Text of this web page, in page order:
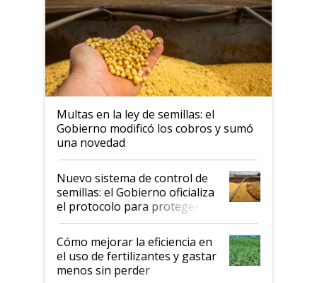
Multas en la ley de semillas: el
Gobierno modificó los cobros y sumó
una novedad
Nuevo sistema de control de
semillas: el Gobierno oficializa
el protocolo para proteger la
propiedad intelectual
Cómo mejorar la eficiencia en
el uso de fertilizantes y gastar
menos sin perder